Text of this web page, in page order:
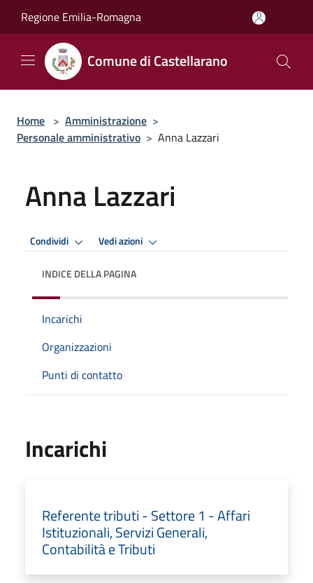
Regione Emilia-Romagna
Comune di Castellarano
Home > Amministrazione >
Personale amministrativo > Anna Lazzari
Anna Lazzari
Condividi Vedi azioni
INDICE DELLA PAGINA
Incarichi
Organizzazioni
Punti di contatto
Incarichi
Referente tributi - Settore 1 - Affari
Istituzionali, Servizi Generali,
Contabilità e Tributi